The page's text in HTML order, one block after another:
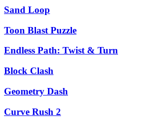
Sand Loop
Toon Blast Puzzle
Endless Path: Twist & Turn
Block Clash
Geometry Dash
Curve Rush 2